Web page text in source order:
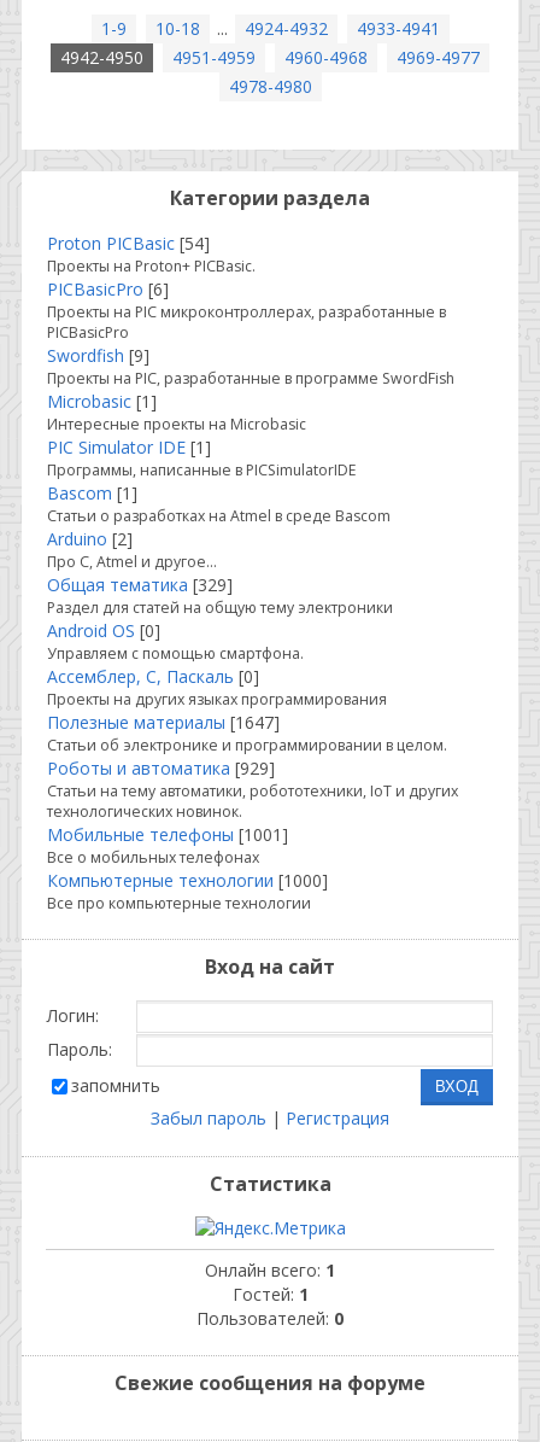
1-9 10-18 ... 4924-4932
4933-4941
4942-4950
4951-4959 4960-4968
4969-4977
4978-4980
Категории раздела
Proton PICBasic [54]
Проекты на Proton+ PICBasic.
PICBasicPro [6]
Проекты на PIC микроконтроллерах, разработанные в
PICBasicPro
Swordfish [9]
Проекты на PIC, разработанные в программе SwordFish
Microbasic [1]
Интересные проекты на Microbasic
PIC Simulator IDE [1]
Программы, написанные в PICSimulatorIDE
Bascom [1]
Статьи о разработках на Atmel в среде Bascom
Arduino [2]
Про C, Atmel и другое...
Общая тематика [329]
Раздел для статей на общую тему электроники
Android OS [0]
Управляем с помощью смартфона.
Ассемблер, С, Паскаль [0]
Проекты на других языках программирования
Полезные материалы [1647]
Статьи об электронике и программировании в целом.
Роботы и автоматика [929]
Статьи на тему автоматики, робототехники, IoT и других
технологических новинок.
Мобильные телефоны [1001]
Все о мобильных телефонах
Компьютерные технологии [1000]
Все про компьютерные технологии
Вход на сайт
Логин:
Пароль:
запомнить
Забыл пароль | Регистрация
Статистика
Онлайн всего: 1
Гостей: 1
Пользователей: 0
Свежие сообщения на форуме